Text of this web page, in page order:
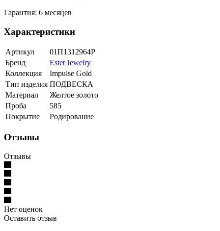
Гарантия: 6 месяцев
Характеристики
Артикул
01П1312964Р
Бренд
Estet Jewelry
Коллекция
Impulse Gold
Тип изделия ПОДВЕСКА
Материал
Желтое золото
Проба
585
Покрытие
Родирование
Отзывы
Отзывы
Нет оценок
Оставить отзыв